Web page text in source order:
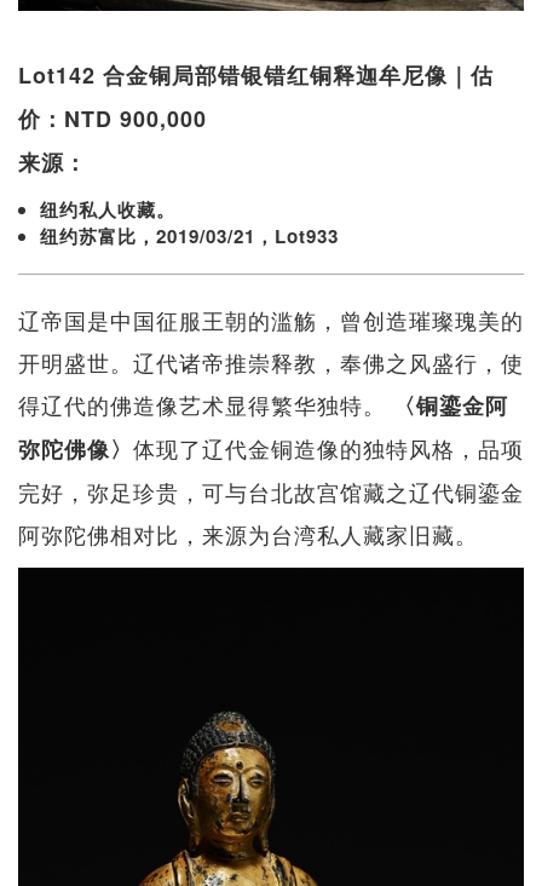
Lot142 合金铜局部错银错红铜释迦牟尼像｜估
价：NTD 900,000
来源：
纽约私人收藏。
纽约苏富比，2019/03/21，Lot933
辽帝国是中国征服王朝的滥觞，曾创造璀璨瑰美的
开明盛世。辽代诸帝推崇释教，奉佛之风盛行，使
得辽代的佛造像艺术显得繁华独特。
〈铜鎏金阿
弥陀佛像〉 体现了辽代金铜造像的独特风格，品项
完好，弥足珍贵，可与台北故宫馆藏之辽代铜鎏金
阿弥陀佛相对比，来源为台湾私人藏家旧藏。